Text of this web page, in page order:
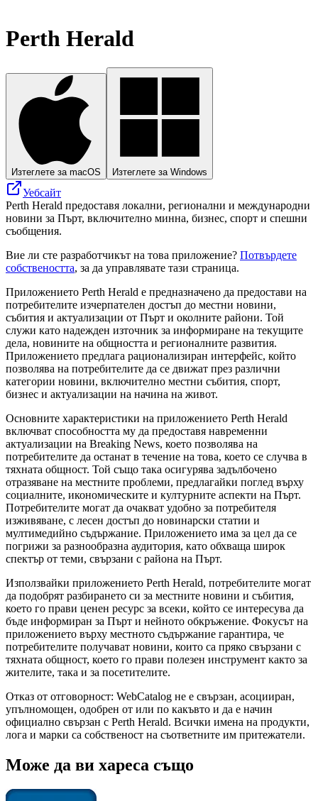
Perth Herald
Изтеглете за macOS Изтеглете за Windows
Уебсайт
Perth Herald предоставя локални, регионални и международни
новини за Пърт, включително минна, бизнес, спорт и спешни
съобщения.
Вие ли сте разработчикът на това приложение? Потвърдете
собствеността, за да управлявате тази страница.
Приложението Perth Herald е предназначено да предостави на
потребителите изчерпателен достъп до местни новини,
събития и актуализации от Пърт и околните райони. Той
служи като надежден източник за информиране на текущите
дела, новините на общността и регионалните развития.
Приложението предлага рационализиран интерфейс, който
позволява на потребителите да се движат през различни
категории новини, включително местни събития, спорт,
бизнес и актуализации на начина на живот.
Основните характеристики на приложението Perth Herald
включват способността му да предоставя навременни
актуализации на Breaking News, което позволява на
потребителите да останат в течение на това, което се случва в
тяхната общност. Той също така осигурява задълбочено
отразяване на местните проблеми, предлагайки поглед върху
социалните, икономическите и културните аспекти на Пърт.
Потребителите могат да очакват удобно за потребителя
изживяване, с лесен достъп до новинарски статии и
мултимедийно съдържание. Приложението има за цел да се
погрижи за разнообразна аудитория, като обхваща широк
спектър от теми, свързани с района на Пърт.
Използвайки приложението Perth Herald, потребителите могат
да подобрят разбирането си за местните новини и събития,
което го прави ценен ресурс за всеки, който се интересува да
бъде информиран за Пърт и нейното обкръжение. Фокусът на
приложението върху местното съдържание гарантира, че
потребителите получават новини, които са пряко свързани с
тяхната общност, което го прави полезен инструмент както за
жителите, така и за посетителите.
Отказ от отговорност: WebCatalog не е свързан, асоцииран,
упълномощен, одобрен от или по какъвто и да е начин
официално свързан с Perth Herald. Всички имена на продукти,
лога и марки са собственост на съответните им притежатели.
Може да ви хареса също